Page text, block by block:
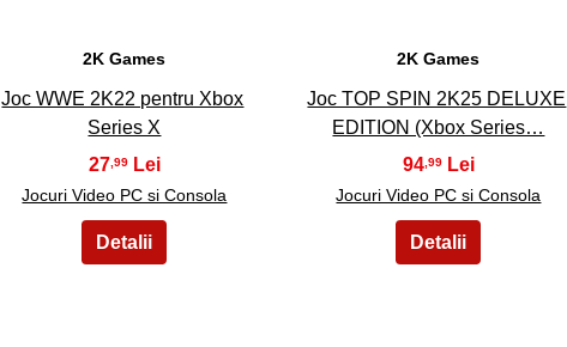
2K Games
Joc WWE 2K22 pentru Xbox
Series X
27,99
Jocuri Video PC si Consola
2K Games
Joc TOP SPIN 2K25 DELUXE
EDITION (Xbox Series…
94 ,99
Jocuri Video PC si Consola